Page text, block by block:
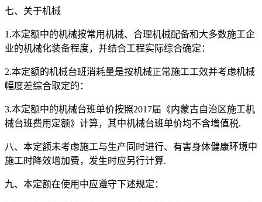
七、关于机械
1.本定额中的机械按常用机械、合理机械配备和大多数施工企
业的机械化装备程度，并结合工程实际综合确定：
2.本定额的机械台班消耗量是按机械正常施工工效并考虑机械
幅度差综合取定的：
3.本定额中的机械台班单价按照2017届《内蒙古自治区施工机
械台班费用定额》计算，其中机械台班单价均不含增值税.
八、本定额未考虑施工与生产同时进行、有害身体健康环境中
施工时降效增加费，发生时应另行计算.
九、本定额在使用中应遵守下述规定：